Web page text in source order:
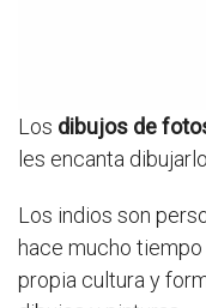
Los dibujos de
les encanta
Los indios son
hace mucho tiempo
propia cultura y